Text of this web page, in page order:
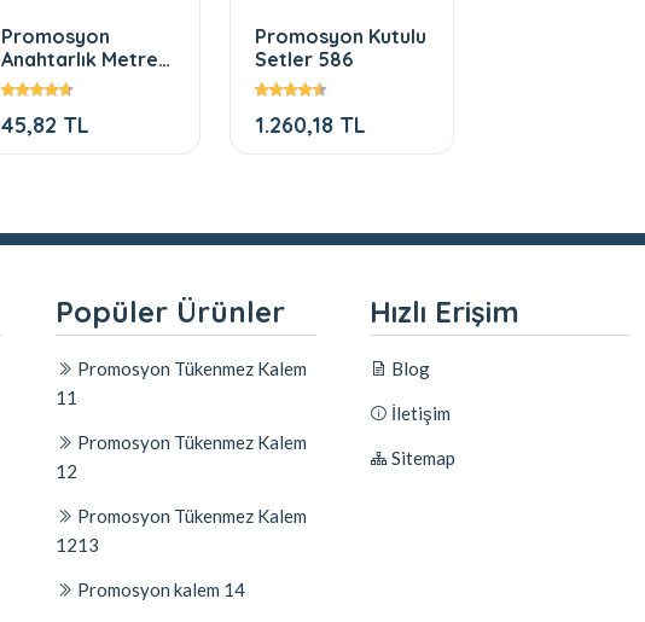
Promosyon
Anahtarlık Metre
(1 m)
45,82 TL
Promosyon Kutulu
Setler 586
1.260,18 TL
Popüler Ürünler
Promosyon Tükenmez Kalem
11
Promosyon Tükenmez Kalem
12
Promosyon Tükenmez Kalem
1213
Promosyon kalem 14
Hızlı Erişim
Blog
İletişim
Sitemap